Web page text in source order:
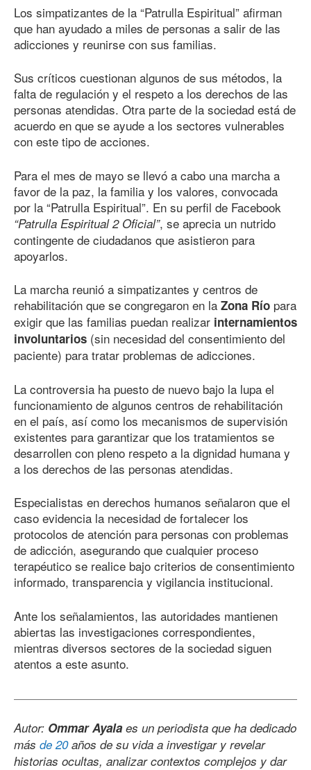
Los simpatizantes de la “Patrulla Espiritual” afirman
que han ayudado a miles de personas a salir de las
adicciones y reunirse con sus familias.
Sus críticos cuestionan algunos de sus métodos, la
falta de regulación y el respeto a los derechos de las
personas atendidas. Otra parte de la sociedad está de
acuerdo en que se ayude a los sectores vulnerables
con este tipo de acciones.
Para el mes de mayo se llevó a cabo una marcha a
favor de la paz, la familia y los valores, convocada
por la “Patrulla Espiritual”. En su perfil de Facebook
“Patrulla Espiritual 2 Oficial”, se aprecia un nutrido
contingente de ciudadanos que asistieron para
apoyarlos.
La marcha reunió a simpatizantes y centros de
rehabilitación que se congregaron en la Zona Río para
exigir que las familias puedan realizar internamientos
involuntarios (sin necesidad del consentimiento del
paciente) para tratar problemas de adicciones.
La controversia ha puesto de nuevo bajo la lupa el
funcionamiento de algunos centros de rehabilitación
en el país, así como los mecanismos de supervisión
existentes para garantizar que los tratamientos se
desarrollen con pleno respeto a la dignidad humana y
a los derechos de las personas atendidas.
Especialistas en derechos humanos señalaron que el
caso evidencia la necesidad de fortalecer los
protocolos de atención para personas con problemas
de adicción, asegurando que cualquier proceso
terapéutico se realice bajo criterios de consentimiento
informado, transparencia y vigilancia institucional.
Ante los señalamientos, las autoridades mantienen
abiertas las investigaciones correspondientes,
mientras diversos sectores de la sociedad siguen
atentos a este asunto.
Autor: Ommar Ayala es un periodista que ha dedicado
más de 20años de su vida a investigar y revelar
historias ocultas, analizar contextos complejos y dar